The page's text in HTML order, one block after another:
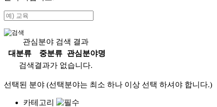
관심분야 검색 결과
대분류
중분류
관심분야명
검색결과가 없습니다.
선택된 분야 (선택분야는 최소 하나 이상 선택 하셔야 합니다.)
카테고리